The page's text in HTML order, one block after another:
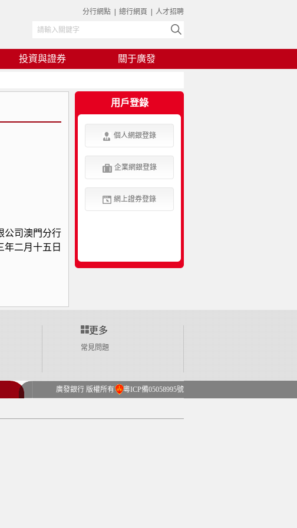
分行網點 總行網頁 人才招聘
投資與證券 關于廣發
門分行
十五日
用戶登錄
個人網銀登錄
企業網銀登錄
網上證券登錄
更多
常見問題
廣發銀行 版權所有粵ICP備05058995號